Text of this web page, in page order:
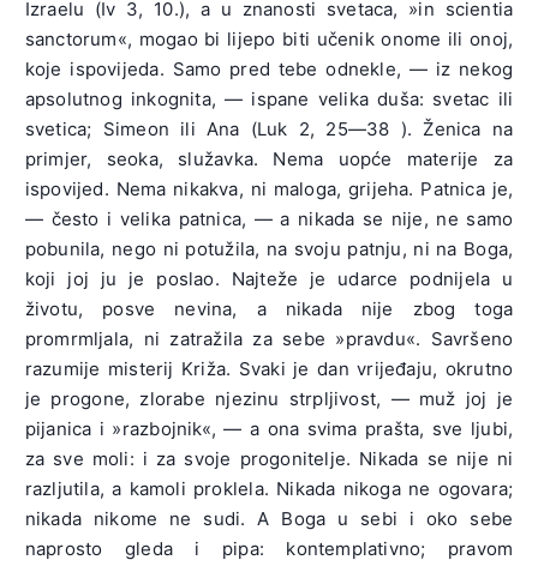
Izraelu (Iv 3, 10.), a u znanosti svetaca, »in scientia
sanctorum«, mogao bi lijepo biti učenik onome ili onoj,
koje ispovijeda. Samo pred tebe odnekle, — iz nekog
apsolutnog inkognita, — ispane velika duša: svetac ili
svetica; Simeon ili Ana (Luk 2, 25—38 ). Ženica na
primjer, seoka, služavka. Nema uopće materije za
ispovijed. Nema nikakva, ni maloga, grijeha. Patnica je,
— često i velika patnica, — a nikada se nije, ne samo
pobunila, nego ni potužila, na svoju patnju, ni na Boga,
koji joj ju je poslao. Najteže je udarce podnijela u
životu, posve nevina, a nikada nije zbog toga
promrmljala, ni zatražila za sebe »pravdu«. Savršeno
razumije misterij Križa. Svaki je dan vrijeđaju, okrutno
je progone, zlorabe njezinu strpljivost, — muž joj je
pijanica i »razbojnik«, — a ona svima prašta, sve ljubi,
za sve moli: i za svoje progonitelje. Nikada se nije ni
razljutila, a kamoli proklela. Nikada nikoga ne ogovara;
nikada nikome ne sudi. A Boga u sebi i oko sebe
naprosto gleda i pipa: kontemplativno; pravom